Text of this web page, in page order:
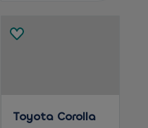
Toyota Corolla